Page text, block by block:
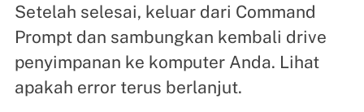
Setelah selesai, keluar dari Command
Prompt dan sambungkan kembali drive
penyimpanan ke komputer Anda. Lihat
apakah error terus berlanjut.